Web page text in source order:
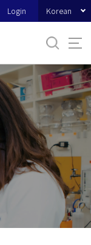
Login Korean